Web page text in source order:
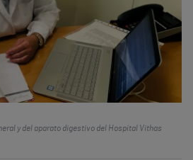
y del aparato digestivo del Hospital Vithas